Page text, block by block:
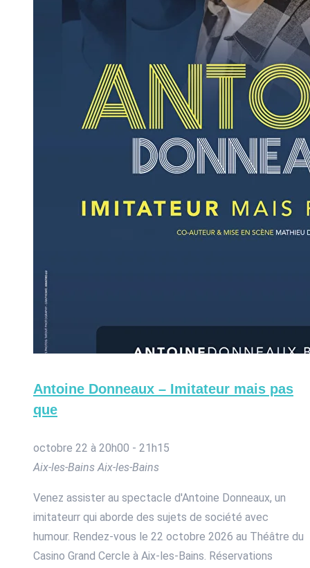
Antoine Donneaux – Imitateur mais pas
que
octobre 22 à 20h00 - 21h15
Aix-les-BainsAix-les-Bains
Venez assister au spectacle d'Antoine Donneaux, un
imitateurr qui aborde des sujets de société avec
humour. Rendez-vous le 22 octobre 2026 au Théâtre du
Casino Grand Cercle à Aix-les-Bains. Réservations